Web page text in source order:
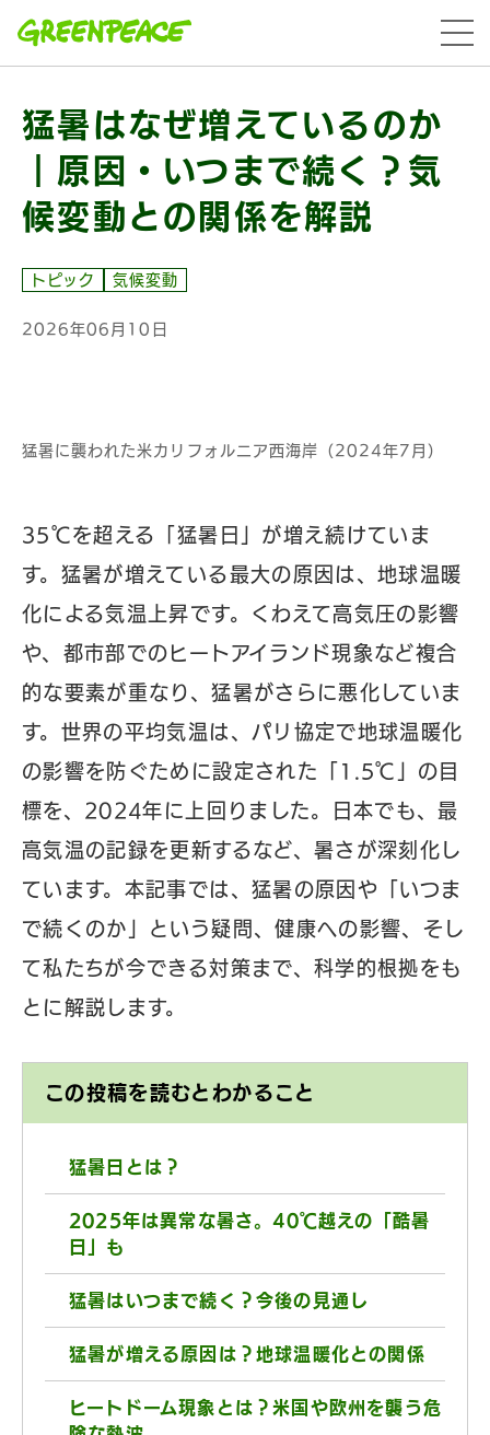
menu
猛暑はなぜ増えているのか
｜原因・いつまで続く？気
候変動との関係を解説
トピック 気候変動
2026年06月10日
猛暑に襲われた米カリフォルニア西海岸（2024年7月）
35℃を超える「猛暑日」が増え続けていま
す。猛暑が増えている最大の原因は、地球温暖
化による気温上昇です。くわえて高気圧の影響
や、都市部でのヒートアイランド現象など複合
的な要素が重なり、猛暑がさらに悪化していま
す。世界の平均気温は、パリ協定で地球温暖化
の影響を防ぐために設定された「1.5℃」の目
標を、2024年に上回りました。日本でも、最
高気温の記録を更新するなど、暑さが深刻化し
ています。本記事では、猛暑の原因や「いつま
で続くのか」という疑問、健康への影響、そし
て私たちが今できる対策まで、科学的根拠をも
とに解説します。
この投稿を読むとわかること
猛暑日とは？
2025年は異常な暑さ。40℃越えの「酷暑
日」も
猛暑はいつまで続く？今後の見通し
猛暑が増える原因は？地球温暖化との関係
ヒートドーム現象とは？米国や欧州を襲う危